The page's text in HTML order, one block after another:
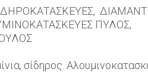
ΠΥΛΟΣ,
σίδηρος.